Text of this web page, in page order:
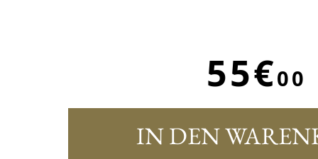
55€00
IN DEN